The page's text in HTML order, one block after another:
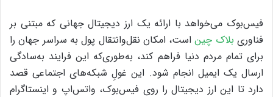
فیس‌بوک می‌خواهد با ارائه یک ارز دیجیتال جهانی که مبتنی بر
فناوری بلاک چیناست، امکان نقل‌وانتقال پول به سراسر جهان را
برای تمام مردم دنیا فراهم کند، به‌طوری‌که این فرایند به‌سادگی
ارسال یک ایمیل انجام شود. این غولِ شبکه‌های اجتماعی قصد
دارد تا این ارز دیجیتال را روی فیس‌بوک، واتس‌اپ و اینستاگرام